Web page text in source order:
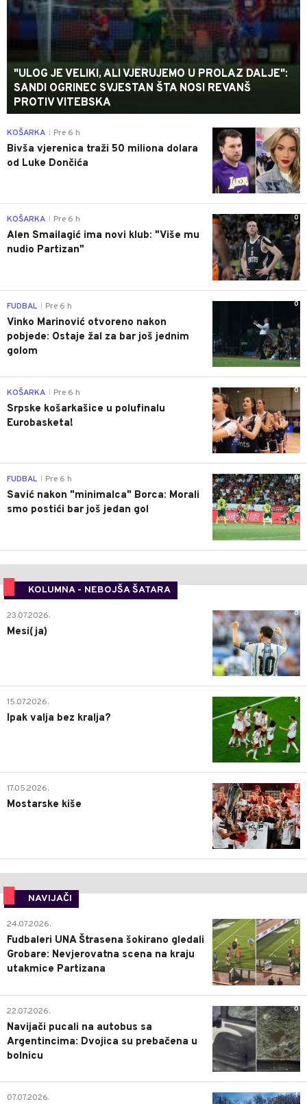
"ULOG JE VELIKI, ALI VJERUJEMO U PROLAZ DALJE":
SANDI OGRINEC SVJESTAN ŠTA NOSI REVANŠ
PROTIV VITEBSKA
0
KOŠARKA Pre 6 h
Bivša vjerenica traži 50 miliona dolara
od Luke Dončića
0
KOŠARKA Pre 6 h
Alen Smailagić ima novi klub: "Više mu
nudio Partizan"
0
FUDBAL Pre 6 h
Vinko Marinović otvoreno nakon
pobjede: Ostaje žal za bar još jednim
golom
0
KOŠARKA Pre 6 h
Srpske košarkašice u polufinalu
Eurobasketa!
0
FUDBAL Pre 6 h
Savić nakon "minimalca" Borca: Morali
smo postići bar još jedan gol
KOLUMNA - NEBOJŠA ŠATARA
0
23.07.2026.
Mesi(ja)
2
15.07.2026.
Ipak valja bez kralja?
0
17.05.2026.
Mostarske kiše
NAVIJAČI
0
24.07.2026.
Fudbaleri UNA Štrasena šokirano gledali
Grobare: Nevjerovatna scena na kraju
utakmice Partizana
0
22.07.2026.
Navijači pucali na autobus sa
Argentincima: Dvojica su prebačena u
bolnicu
1
07.07.2026.